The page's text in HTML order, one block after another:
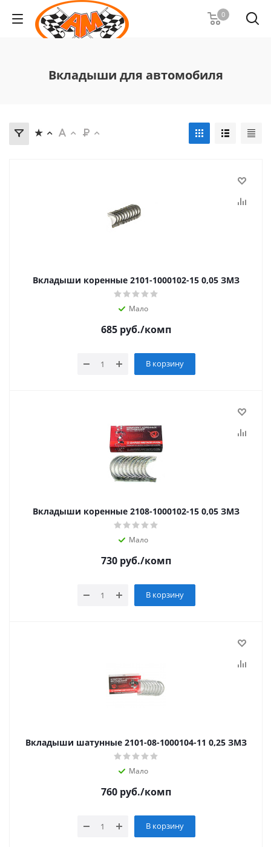
0
Вкладыши для автомобиля
Вкладыши коренные 2101-1000102-15 0,05 ЗМЗ
Мало
685 руб./комп
В корзину
Вкладыши коренные 2108-1000102-15 0,05 ЗМЗ
Мало
730 руб./комп
В корзину
Вкладыши шатунные 2101-08-1000104-11 0,25 ЗМЗ
Мало
760 руб./комп
В корзину